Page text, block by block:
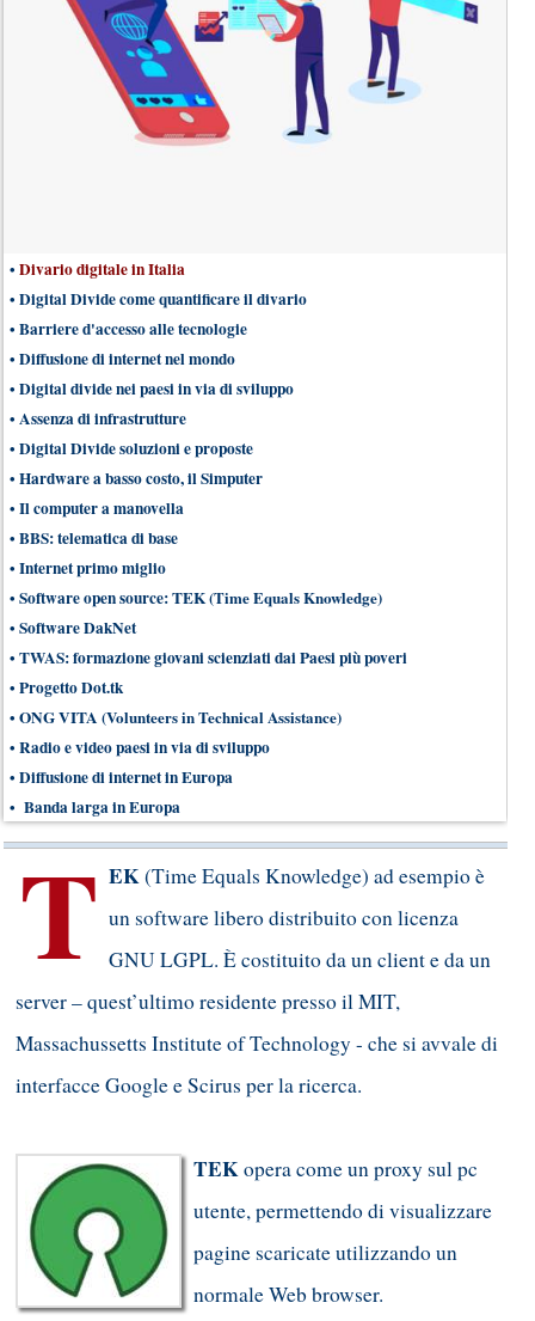
• Divario digitale in Italia
• Digital Divide come quantificare il divario
• Barriere d'accesso alle tecnologie
• Diffusione di internet nel mondo
• Digital divide nei paesi in via di sviluppo
• Assenza di infrastrutture
• Digital Divide soluzioni e proposte
• Hardware a basso costo, il Simputer
• Il computer a manovella
• BBS: telematica di base
• Internet primo miglio
• Software open source: TEK(Time Equals Knowledge)
• Software DakNet
• TWAS: formazione giovani scienziati dai Paesi più poveri
• Progetto Dot.tk
• ONG VITA (Volunteers in Technical Assistance)
• Radio e video paesi in via di sviluppo
• Diffusione di internet in Europa
• Banda larga in Europa
T EK(Time Equals Knowledge) ad esempio è
un software libero distribuito con licenza
GNU LGPL. È costituito da un client e da un
server – quest’ultimo residente presso il MIT,
Massachussetts Institute of Technology - che si avvale di
interfacce Google e Scirus per la ricerca.
TEKopera come un proxy sul pc
utente, permettendo di visualizzare
pagine scaricate utilizzando un
normale Web browser.